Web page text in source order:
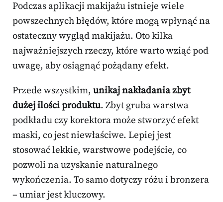
Podczas aplikacji makijażu istnieje wiele
powszechnych błędów, które mogą wpłynąć na
ostateczny wygląd makijażu. Oto kilka
najważniejszych rzeczy, które warto wziąć pod
uwagę, aby osiągnąć pożądany efekt.
Przede wszystkim, unikaj nakładania zbyt
dużej ilości produktu. Zbyt gruba warstwa
podkładu czy korektora może stworzyć efekt
maski, co jest niewłaściwe. Lepiej jest
stosować lekkie, warstwowe podejście, co
pozwoli na uzyskanie naturalnego
wykończenia. To samo dotyczy różu i bronzera
– umiar jest kluczowy.